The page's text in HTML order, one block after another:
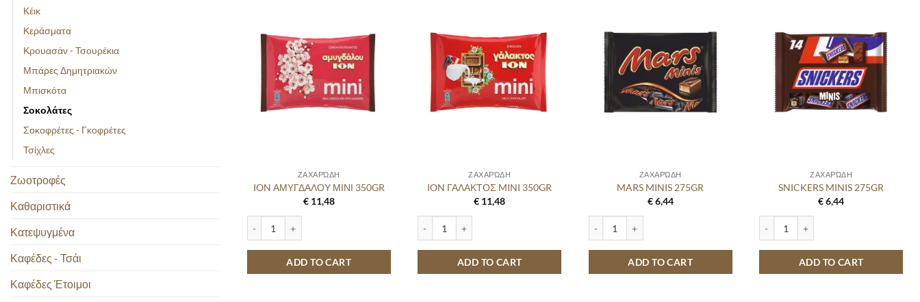
Κέικ
Κεράσματα
Κρουασάν - Τσουρέκια
Μπάρες Δημητριακών
Μπισκότα
Σοκολάτες
Σοκοφρέτες - Γκοφρέτες
Τσίχλες
Ζωοτροφές
Καθαριστικά
Κατεψυγμένα
Καφέδες - Τσάι
Καφέδες Έτοιμοι
ΖΑΧΑΡΏΔΗ
ION ΑΜΥΓΔΑΛΟΥ ΜΙΝΙ 350GR
€11,48
ADD TO CART
ΖΑΧΑΡΏΔΗ
ION ΓΑΛΑΚΤΟΣ MINI 350GR
€ 11,48
ADD TO CART
ΖΑΧΑΡΏΔΗ
MARS MINIS 275GR
€6,44
ADD TO CART
ΖΑΧΑΡΏΔΗ
SNICKERS MINIS 275GR
€6,44
ADD TO CART